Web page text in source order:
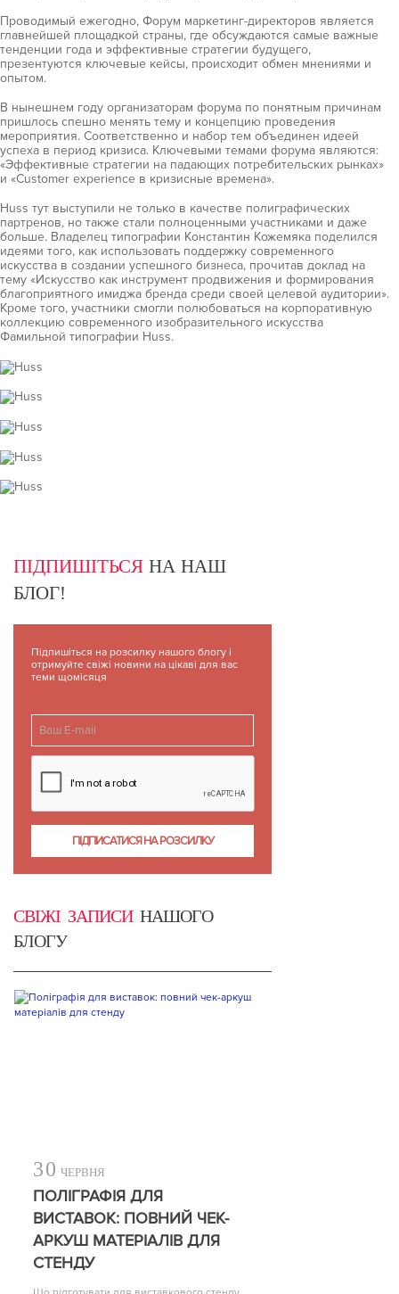
Проводимый ежегодно, Форум маркетинг-директоров является
главнейшей площадкой страны, где обсуждаются самые важные
тенденции года и эффективные стратегии будущего,
презентуются ключевые кейсы, происходит обмен мнениями и
опытом.
В нынешнем году организаторам форума по понятным причинам
пришлось спешно менять тему и концепцию проведения
мероприятия. Соответственно и набор тем объединен идеей
успеха в период кризиса. Ключевыми темами форума являются:
«Эффективные стратегии на падающих потребительских рынках»
и «Customer experience в кризисные времена».
Huss тут выступили не только в качестве полиграфических
партренов, но также стали полноценными участниками и даже
больше. Владелец типографии Константин Кожемяка поделился
идеями того, как использовать поддержку современного
искусства в создании успешного бизнеса, прочитав доклад на
тему «Искусство как инструмент продвижения и формирования
благоприятного имиджа бренда среди своей целевой аудитории».
Кроме того, участники смогли полюбоваться на корпоративную
коллекцию современного изобразительного искусства
Фамильной типографии Huss.
ПІДПИШІТЬСЯ НА НАШ
БЛОГ!
Підпишіться на розсилку нашого блогу і
отримуйте свіжі новини на цікаві для вас
теми щомісяця
СВІЖІ ЗАПИСИНАШОГО
БЛОГУ
30 ЧЕРВНЯ
ПОЛІГРАФІЯ ДЛЯ
ВИСТАВОК: ПОВНИЙ ЧЕК-
АРКУШ МАТЕРІАЛІВ ДЛЯ
СТЕНДУ